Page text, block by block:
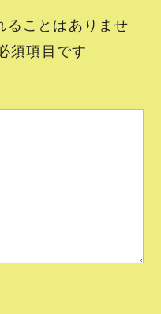
ることはありませ
須項目です